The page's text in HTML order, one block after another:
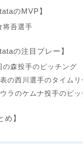
のMVP】
将吾選手
の注目プレー】
の森投手のピッチング
の西川選手のタイムリ
ラのケムナ投手のピッ
め】